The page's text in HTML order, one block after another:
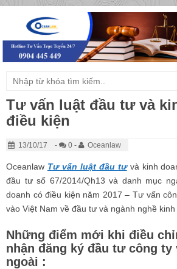
Tư vấn luật đầu tư và
điều kiện
13/10/17 - 0 - Oceanlaw
Oceanlaw Tư vấn luật đầu tưvà kinh
đầu tư số 67/2014/Qh13 và danh mục
doanh có điều kiện năm 2017 – Tư vấn
vào Việt Nam về đầu tư và ngành nghề kinh
Những điểm mới khi điều
nhận đăng ký đầu tư công
ngoài :